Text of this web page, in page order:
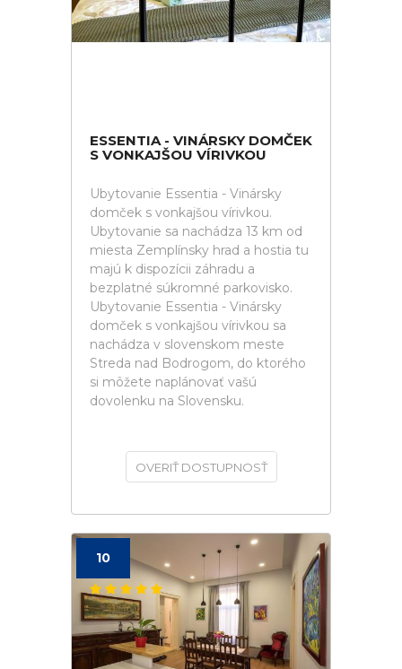
ESSENTIA - VINÁRSKY DOMČEK
S VONKAJŠOU VÍRIVKOU
Ubytovanie Essentia - Vinársky
domček s vonkajšou vírivkou.
Ubytovanie sa nachádza 13 km od
miesta Zemplínsky hrad a hostia tu
majú k dispozícii záhradu a
bezplatné súkromné parkovisko.
Ubytovanie Essentia - Vinársky
domček s vonkajšou vírivkou sa
nachádza v slovenskom meste
Streda nad Bodrogom, do ktorého
si môžete naplánovať vašú
dovolenku na Slovensku.
OVERIŤ DOSTUPNOSŤ
10